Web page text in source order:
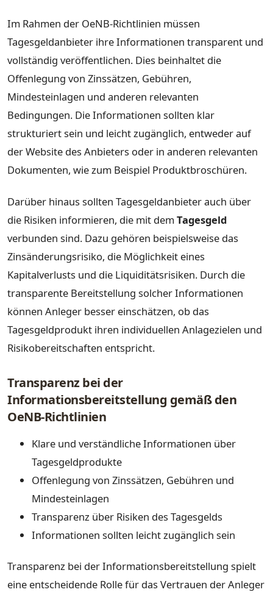
Im Rahmen der OeNB-Richtlinien müssen
Tagesgeldanbieter ihre Informationen transparent und
vollständig veröffentlichen. Dies beinhaltet die
Offenlegung von Zinssätzen, Gebühren,
Mindesteinlagen und anderen relevanten
Bedingungen. Die Informationen sollten klar
strukturiert sein und leicht zugänglich, entweder auf
der Website des Anbieters oder in anderen relevanten
Dokumenten, wie zum Beispiel Produktbroschüren.
Darüber hinaus sollten Tagesgeldanbieter auch über
die Risiken informieren, die mit demTagesgeld
verbunden sind. Dazu gehören beispielsweise das
Zinsänderungsrisiko, die Möglichkeit eines
Kapitalverlusts und die Liquiditätsrisiken. Durch die
transparente Bereitstellung solcher Informationen
können Anleger besser einschätzen, ob das
Tagesgeldprodukt ihren individuellen Anlagezielen und
Risikobereitschaften entspricht.
Transparenz bei der
Informationsbereitstellung gemäß den
OeNB-Richtlinien
Klare und verständliche Informationen über
Tagesgeldprodukte
Offenlegung von Zinssätzen, Gebühren und
Mindesteinlagen
Transparenz über Risiken des Tagesgelds
Informationen sollten leicht zugänglich sein
Transparenz bei der Informationsbereitstellung spielt
eine entscheidende Rolle für das Vertrauen der Anleger